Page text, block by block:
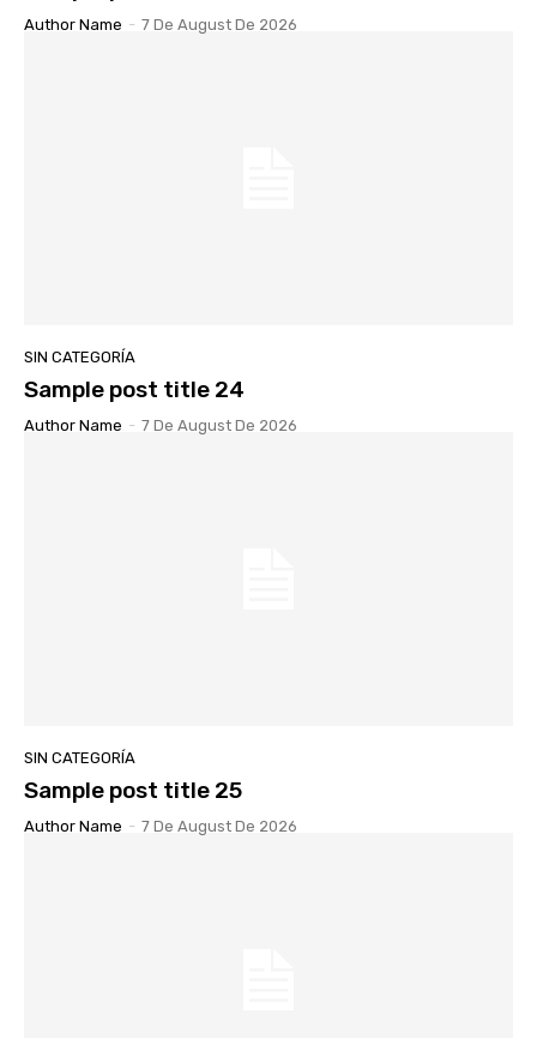
Author Name - 7 De August De 2026
SIN CATEGORÍA
Sample post title 24
Author Name - 7 De August De 2026
SIN CATEGORÍA
Sample post title 25
Author Name - 7 De August De 2026